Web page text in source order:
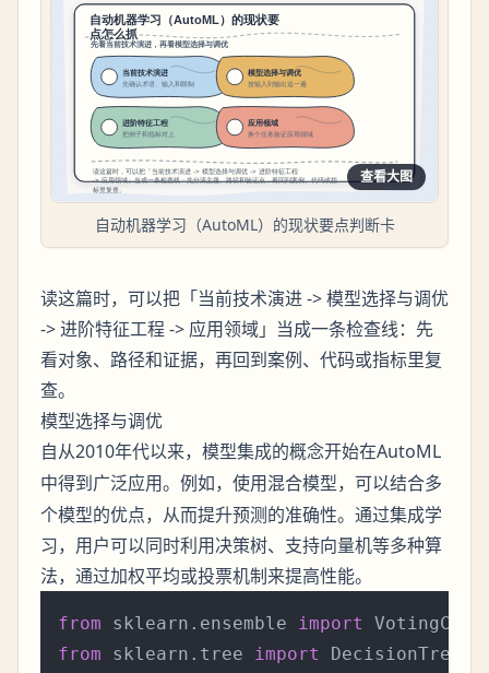
查看大图
自动机器学习（AutoML）的现状要点判断卡
读这篇时，可以把「当前技术演进 -> 模型选择与调优
-> 进阶特征工程 -> 应用领域」当成一条检查线：先
看对象、路径和证据，再回到案例、代码或指标里复
查。
模型选择与调优
自从2010年代以来， 模型集成的概念开始在AutoML
中得到广泛应用。例如，使用混合模型，可以结合多
个模型的优点，从而提升预测的准确性。通过集成学
习，用户可以同时利用决策树、支持向量机等多种算
法，通过加权平均或投票机制来提高性能。
from sklearn.ensemble
import
from sklearn.tree import